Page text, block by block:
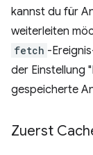
kannst du für
weiterleiten
fetch -
der Einstellung
gespeicherte
Zuerst